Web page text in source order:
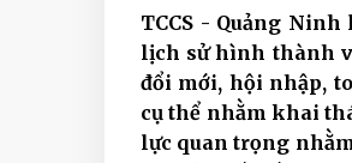
TCCS - Quảng
lịch sử hình thành
đổi mới, hội nhập,
cụ thể nhằm khai
lực quan trọng